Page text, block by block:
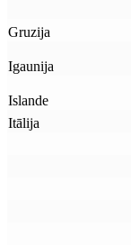
Gruzija
Igaunija
Islande
Itālija